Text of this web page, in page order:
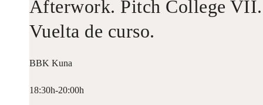
Afterwork. Pitch College VII.
Vuelta de curso.
BBK Kuna
18:30h-20:00h